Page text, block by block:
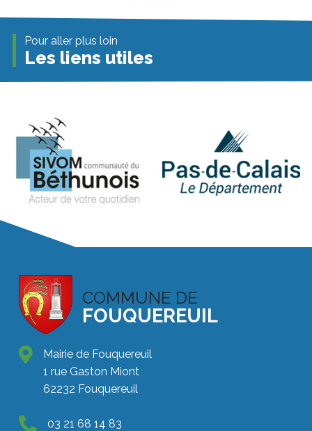
Pour aller plus loin
Les liens utiles
COMMUNE DE
FOUQUEREUIL
Mairie de Fouquereuil
1 rue Gaston Miont
62232 Fouquereuil
03 21 68 14 83